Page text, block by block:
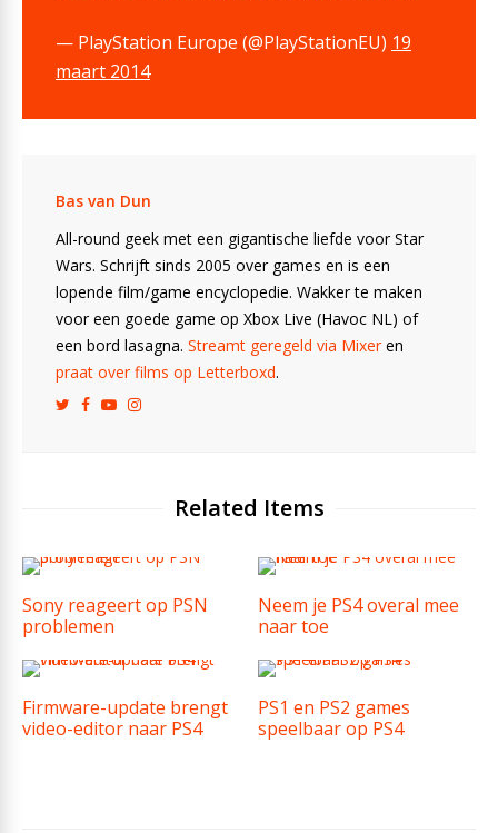
— PlayStation Europe (@PlayStationEU) 19
maart 2014
Bas van Dun
All-round geek met een gigantische liefde voor Star
Wars. Schrijft sinds 2005 over games en is een
lopende film/game encyclopedie. Wakker te maken
voor een goede game op Xbox Live (Havoc NL) of
een bord lasagna. Streamt geregeld via Mixeren
praat over films op Letterboxd.
Related Items
Sony reageert op PSN
problemen
Neem je PS4 overal mee
naar toe
Firmware-update brengt
video-editor naar PS4
PS1 en PS2 games
speelbaar op PS4